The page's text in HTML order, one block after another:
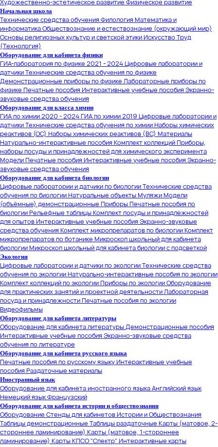
Художественно-эстетическое развитие Физическое развитие
Начальная школа
Технические средства обученияФилологияМатематика и
информатикаОбществознание и естествознание (окружающий мир)
Основы религиозных культур и светской этики ИскусствоТруд
(Технология)
Оборудование для кабинета физики
ГИА-лаборатория по физике 2021 - 2024Цифровые лаборатории и
датчикиТехнические средства обучения по физике
Демонстрационные приборы по физике Лабораторные приборы по
физике Печатные пособия Интерактивные учебные пособияЭкранно-
звуковые средства обучения
Оборудование для класса химии
ГИА по химии 2020 - 2024ГИА по химии 2019 Цифровые лаборатории и
датчикиТехнические средства обучения по химииНаборы химических
реактивов (ОС) Наборы химических реактивов (ВС) Материалы
Натурально-интерактивные пособияКомплект коллекцийПриборы,
наборы посуды и принадлежностей для химического эксперимента
МоделиПечатные пособия Интерактивные учебные пособияЭкранно-
звуковые средства обучения
Оборудование для кабинета биологии
Цифровые лаборатории и датчики по биологииТехнические средства
обучения по биологииНатуральные объектыМуляжиМодели
(объёмные) демонстрационные ПриборыПечатные пособия по
биологииРельефные таблицыКомплект посуды и принадлежностей
для опытов Интерактивные учебные пособияЭкранно-звуковые
средства обученияКомплект микропрепаратов по биологииКомплект
микропрепаратов по ботанике Микроскоп школьный для кабинета
биологииМикроскоп школьный для кабинета биологии с подсветкой
Экология
Цифровые лаборатории и датчики по экологииТехнические средства
обучения по экологииНатурально-интерактивные пособия по экологии
Комплект коллекций по экологииПриборы по экологииОборудование
для практических занятий и проектной деятельностиЛабораторная
посуда и принадлежностиПечатные пособия по экологии
Видеофильмы
Оборудование для кабинета литературы
Оборудование для кабинета литературыДемонстрационные пособия
Интерактивные учебные пособияЭкранно-звуковые средства
обучения по литературе
Оборудование для кабинета русского языка
Печатные пособия по русскому языку Интерактивные учебные
пособияРаздаточные материалы
Иностранный язык
Оборудование для кабинета иностранного языкаАнглийский язык
Немецкий языкФранцузский
Оборудование для кабинета истории и обществознания
Оборудование Стенды для кабинетов Истории и Обществознания
Таблицы демонстрационные Таблицы раздаточные Карты (матовое, 2-
стороннее ламинирование) Карты (матовое, 1-стороннее
ламинирование) Карты КПСО "Спектр" Интерактивные карты